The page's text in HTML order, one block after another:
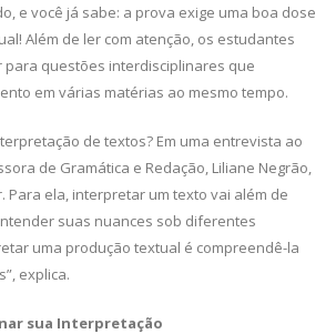
e você já sabe: a prova exige uma boa dose
Além de ler com atenção, os estudantes
para questões interdisciplinares que
em várias matérias ao mesmo tempo.
de textos? Em uma entrevista ao
de Gramática e Redação, Liliane Negrão,
Para ela, interpretar um texto vai além de
suas nuances sob diferentes
uma produção textual é compreendê-la
explica.
sua Interpretação